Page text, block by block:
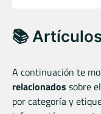
📚
A continuación te
relacionados sobre
por categoría y